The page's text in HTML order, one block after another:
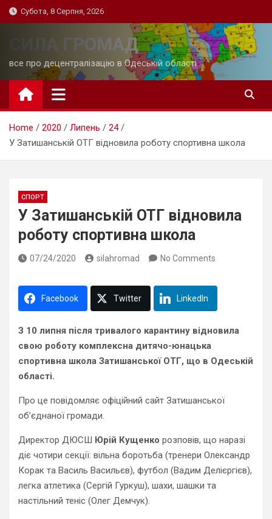
Skip
to
Субота, 8 Серпня, 2026
СИЛА ГРОМАД
все про децентралізацію в Одеській області
Home 2020 Липень
24
У Затишанській ОТГ відновила роботу спортивна школа
СПОРТ
У Затишанській ОТГ відновила
роботу спортивна школа
07/24/2020 silahromad No Comments
Facebook Twitter LinkedIn
З 10 липня після тривалого карантину відновила
свою роботу комплексна дитячо-юнацька
спортивна школа Затишанської ОТГ, що в Одеській
області.
Про це повідомляє офіційний сайт Затишанської
об’єднаної громади.
Директор ДЮСШ Юрій Кущенко розповів, що наразі
діє чотири секції: вільна боротьба (тренери Олександр
Корак та Василь Васильєв), футбол (Вадим Делієргієв),
легка атлетика (Сергій Гуркуш), шахи, шашки та
настільний теніс (Олег Демчук).